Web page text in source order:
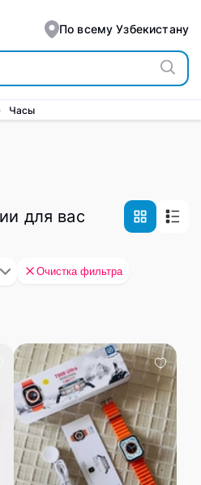
По всему Узбекистану
Часы
для вас
Очистка фильтра